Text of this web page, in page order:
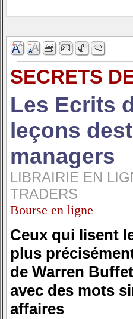
SECRETS
Les Ecrits
leçons
managers
LIBRAIRIE EN
TRADERS
Bourse en ligne
Ceux qui lisent
plus
de Warren
avec des mots
affaires